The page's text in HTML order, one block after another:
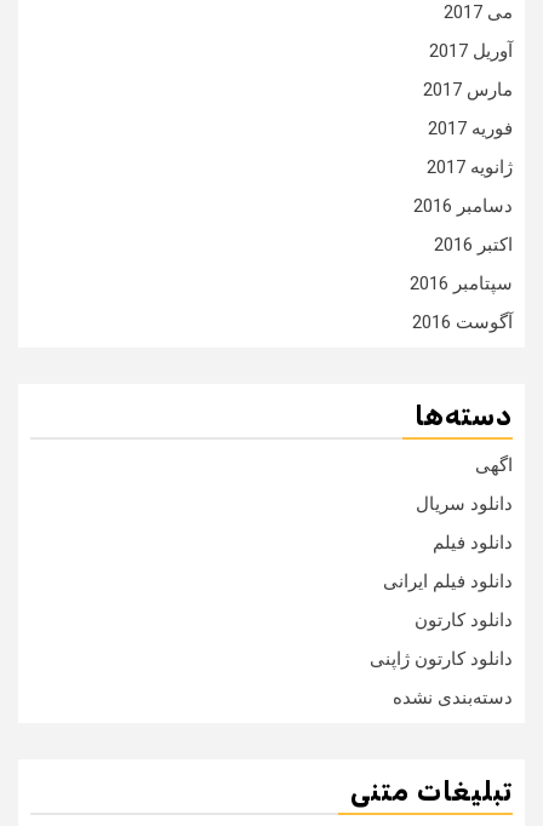
می 2017
آوریل 2017
مارس 2017
فوریه 2017
ژانویه 2017
دسامبر 2016
اکتبر 2016
سپتامبر 2016
آگوست 2016
دسته‌ها
اگهی
دانلود سریال
دانلود فیلم
دانلود فیلم ایرانی
دانلود کارتون
دانلود کارتون ژاپنی
دسته‌بندی نشده
تبلیغات متنی